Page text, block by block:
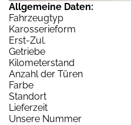
Allgemeine Daten:
Fahrzeugtyp
Karosserieform
Erst-Zul.
Getriebe
Kilometerstand
Anzahl der Türen
Farbe
Standort
Lieferzeit
Unsere Nummer